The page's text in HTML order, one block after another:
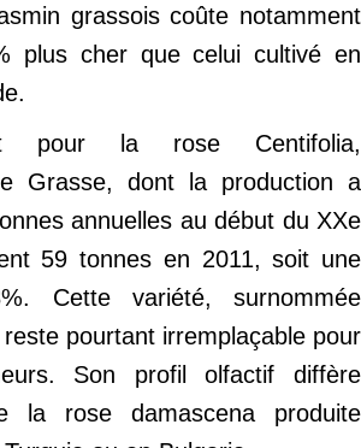
grassois coûte notamment
plus cher que celui cultivé en
pour la rose Centifolia,
Grasse, dont la production a
annuelles au début du XXe
59 tonnes en 2011, soit une
Cette variété, surnommée
pourtant irremplaçable pour
Son profil olfactif diffère
la rose damascena produite